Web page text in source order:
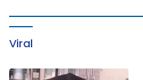
Viral